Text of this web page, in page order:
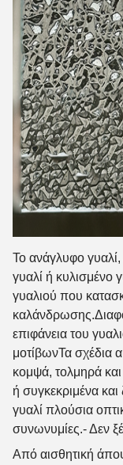
Το ανάγλυφο
γυαλί ή κυλισμένο
γυαλιού που
επιφάνεια του
μοτίβωνΤα σχέδια
κομψά, τολμηρά
ή συγκεκριμένα
γυαλί πλούσια
συνωνυμίες.- Δεν
Από αισθητική